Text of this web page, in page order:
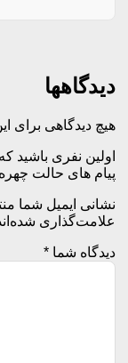
دیدگاهها
هیچ دیدگاهی
اولین نفری باشید
پیام های حالت چهره MD DYNA Codes”
نشانی ایمیل شما
علامت‌گذاری
دیدگاه شما *